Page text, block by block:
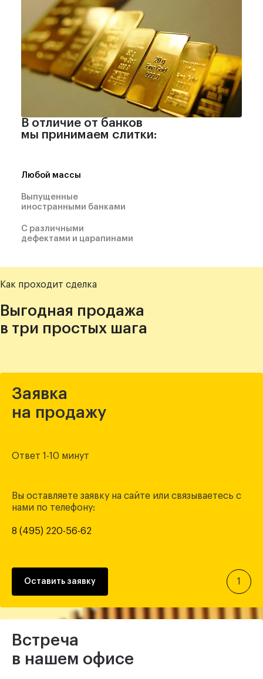
В отличие от банков
мы принимаем слитки:
Любой массы
Выпущенные
иностранными банками
С различными
дефектами и царапинами
Как проходит сделка
Выгодная продажа
в три простых шага
Заявка
на продажу
Ответ 1-10 минут
Вы оставляете заявку на сайте или связываетесь с
нами по телефону:
8 (495) 220-56-62
Оставить заявку 1
Встреча
в нашем офисе